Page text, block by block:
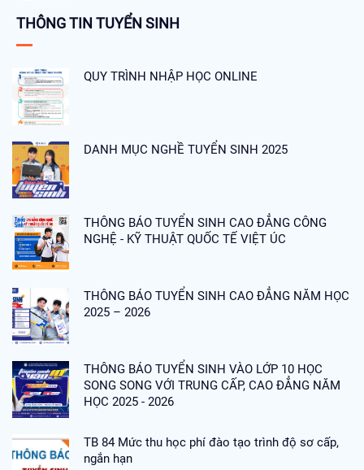
THÔNG TIN TUYỂN SINH
QUY TRÌNH NHẬP HỌC ONLINE
DANH MỤC NGHỀ TUYỂN SINH 2025
THÔNG BÁO TUYỂN SINH CAO ĐẲNG CÔNG
NGHỆ - KỸ THUẬT QUỐC TẾ VIỆT ÚC
THÔNG BÁO TUYỂN SINH CAO ĐẲNG NĂM HỌC
2025 – 2026
THÔNG BÁO TUYỂN SINH VÀO LỚP 10 HỌC
SONG SONG VỚI TRUNG CẤP, CAO ĐẲNG NĂM
HỌC 2025 - 2026
TB 84 Mức thu học phí đào tạo trình độ sơ cấp,
ngắn hạn